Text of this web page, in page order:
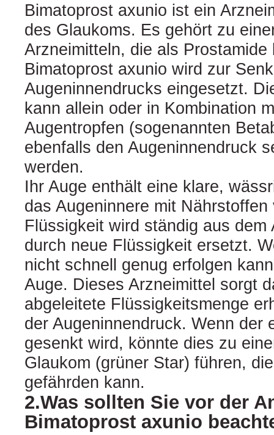
Bimatoprost axunio ist ein
des Glaukoms. Es gehört zu
Arzneimitteln, die als
Bimatoprost axunio wird zur
Augeninnendrucks eingesetzt.
kann allein oder in Kombination
Augentropfen (sogenannten
ebenfalls den Augeninnendruck
werden.
Ihr Auge enthält eine klare,
das Augeninnere mit
Flüssigkeit wird ständig aus dem
durch neue Flüssigkeit ersetzt.
nicht schnell genug erfolgen
Auge. Dieses Arzneimittel sorgt
abgeleitete Flüssigkeitsmenge
der Augeninnendruck. Wenn der
gesenkt wird, könnte dies zu
Glaukom (grüner Star) führen,
gefährden kann.
2.Was sollten Sie vor der
Bimatoprost axunio